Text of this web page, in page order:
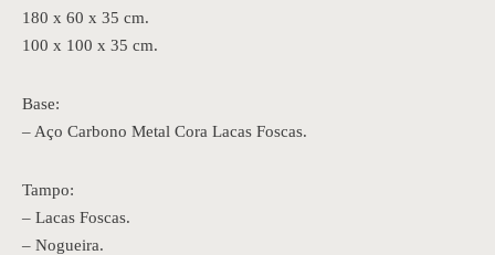
180 x 60 x 35 cm.
100 x 100 x 35 cm.
Base:
– Aço Carbono Metal Cora Lacas Foscas.
Tampo:
– Lacas Foscas.
– Nogueira.